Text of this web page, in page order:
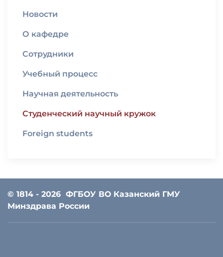
Новости
О кафедре
Сотрудники
Учебный процесс
Научная деятельность
Студенческий научный кружок
Foreign students
© 1814 - 2026 ФГБОУ ВО Казанский ГМУ
Минздрава России